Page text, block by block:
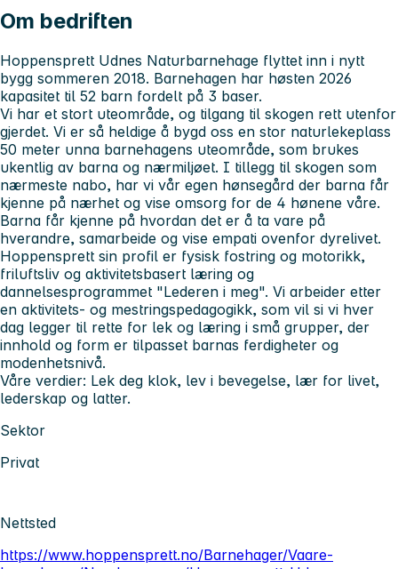
Om bedriften
Hoppensprett Udnes Naturbarnehage flyttet inn i nytt
bygg sommeren 2018. Barnehagen har høsten 2026
kapasitet til 52 barn fordelt på 3 baser.
Vi har et stort uteområde, og tilgang til skogen rett utenfor
gjerdet. Vi er så heldige å bygd oss en stor naturlekeplass
50 meter unna barnehagens uteområde, som brukes
ukentlig av barna og nærmiljøet. I tillegg til skogen som
nærmeste nabo, har vi vår egen hønsegård der barna får
kjenne på nærhet og vise omsorg for de 4 hønene våre.
Barna får kjenne på hvordan det er å ta vare på
hverandre, samarbeide og vise empati ovenfor dyrelivet.
Hoppensprett sin profil er fysisk fostring og motorikk,
friluftsliv og aktivitetsbasert læring og
dannelsesprogrammet "Lederen i meg". Vi arbeider etter
en aktivitets- og mestringspedagogikk, som vil si vi hver
dag legger til rette for lek og læring i små grupper, der
innhold og form er tilpasset barnas ferdigheter og
modenhetsnivå.
Våre verdier: Lek deg klok, lev i bevegelse, lær for livet,
lederskap og latter.
Sektor
Privat
Nettsted
https://www.hoppensprett.no/Barnehager/Vaare-